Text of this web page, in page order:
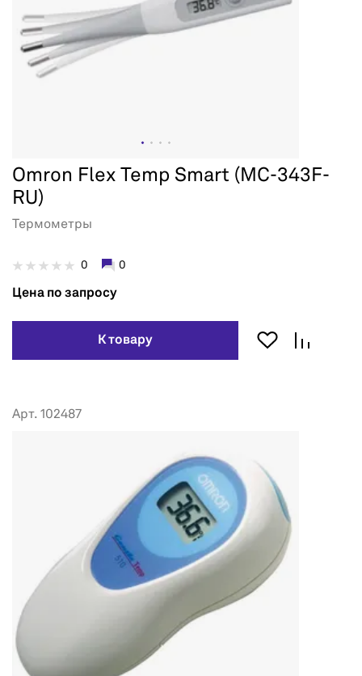
Omron Flex Temp Smart (MC-343F-
RU)
Термометры
0 0
Цена по запросу
К товару
Арт. 102487